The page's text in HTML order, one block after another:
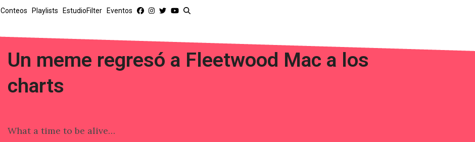
Conteos Playlists EstudioFilter Eventos
Un meme regresó a Fleetwood Mac a los
charts
What a time to be alive…